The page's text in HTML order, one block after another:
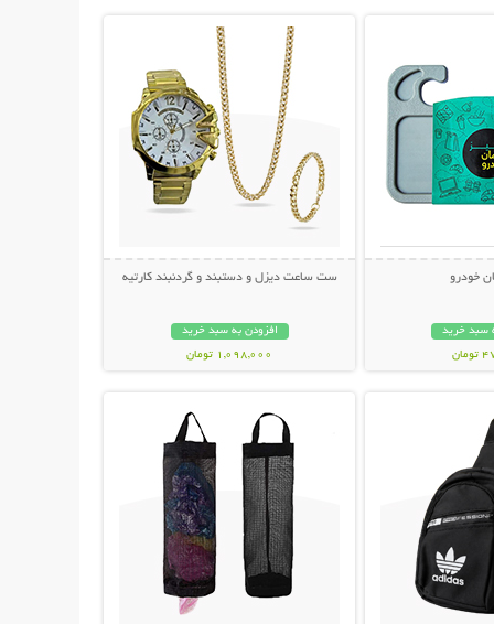
خودرو
سبد خرید
ست ساعت دیزل و دستبند و گردنبند کارتیه
افزودن به سبد خرید
1,098,000 تومان